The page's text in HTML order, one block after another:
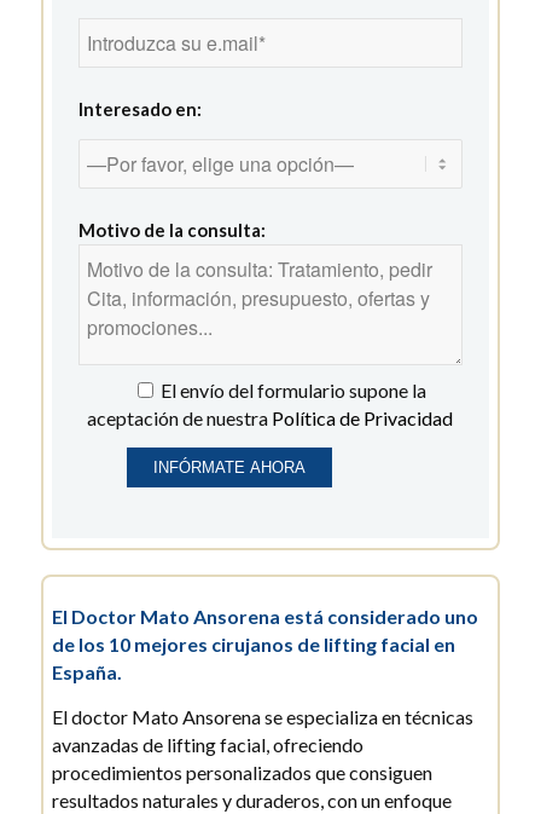
Interesado en:
Motivo de la consulta:
El envío del formulario supone la
aceptación de nuestra Política de Privacidad
El Doctor Mato Ansorena está considerado uno
de los 10 mejores cirujanos de lifting facial en
España.
El doctor Mato Ansorena se especializa en técnicas
avanzadas de lifting facial, ofreciendo
procedimientos personalizados que consiguen
resultados naturales y duraderos, con un enfoque